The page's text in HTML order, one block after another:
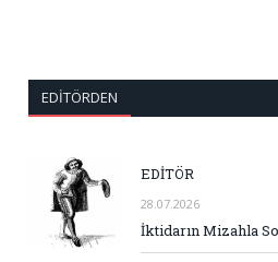
EDITÖRDEN
EDİTÖR
28.07.2026
İktidarın Mizahla